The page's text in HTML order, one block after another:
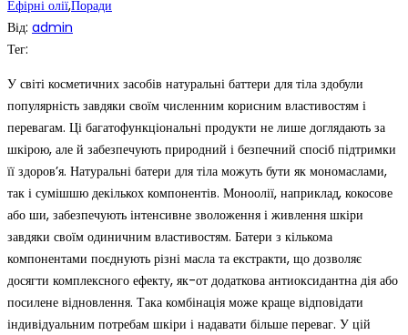
Ефірні олії,Поради
Від: admin
Тег:
У світі косметичних засобів натуральні баттери для тіла здобули
популярність завдяки своїм численним корисним властивостям і
перевагам. Ці багатофункціональні продукти не лише доглядають за
шкірою, але й забезпечують природний і безпечний спосіб підтримки
її здоров’я. Натуральні батери для тіла можуть бути як мономаслами,
так і сумішшю декількох компонентів. Моноолії, наприклад, кокосове
або ши, забезпечують інтенсивне зволоження і живлення шкіри
завдяки своїм одиничним властивостям. Батери з кількома
компонентами поєднують різні масла та екстракти, що дозволяє
досягти комплексного ефекту, як-от додаткова антиоксидантна дія або
посилене відновлення. Така комбінація може краще відповідати
індивідуальним потребам шкіри і надавати більше переваг. У цій